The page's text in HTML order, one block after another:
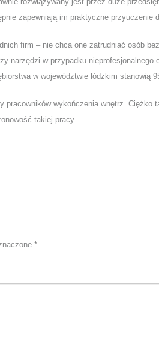
zapewniają im praktyczne przyuczenie
firm – nie chcą one zatrudniać osób
narzędzi w przypadku
w województwie łódzkim stanowią
wykończenia wnętrz. Ciężko
takiej pracy.
*